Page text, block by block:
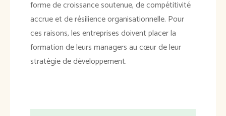
forme de croissance soutenue, de compétitivité
accrue et de résilience organisationnelle. Pour
ces raisons, les entreprises doivent placer la
formation de leurs managers au cœur de leur
stratégie de développement.